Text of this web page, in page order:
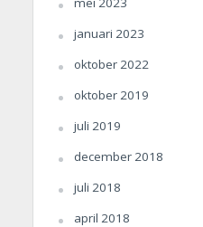
januari 2023
oktober 2022
oktober 2019
juli 2019
december 2018
juli 2018
april 2018